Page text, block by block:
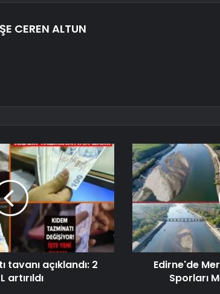
CEREN ALTUN
tavanı açıklandı: 2
artırıldı
Edirne'de
Sporları